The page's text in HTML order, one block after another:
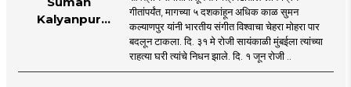
Kalyanpur
mumbai |
गीतांपर्यंत, मागच्या ५ दशकांहून अधिक काळ सुमन
कल्याणपुर यांनी भारतीय संगीत विश्वाचा चेहरा मोहरा पार
बदलून टाकला. दि. ३१ मे रोजी सायंकाळी मुंबईला त्यांच्या
राहत्या घरी त्यांचे निधन झाले. दि. १ जून रोजी ..